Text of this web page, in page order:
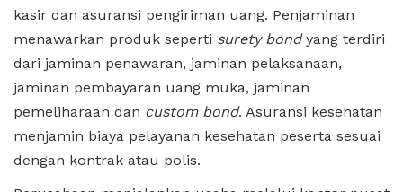
kasir dan asuransi pengiriman uang. Penjaminan
menawarkan produk seperti surety bondyang terdiri
dari jaminan penawaran, jaminan pelaksanaan,
jaminan pembayaran uang muka, jaminan
pemeliharaan dan custom bond. Asuransi kesehatan
menjamin biaya pelayanan kesehatan peserta sesuai
dengan kontrak atau polis.